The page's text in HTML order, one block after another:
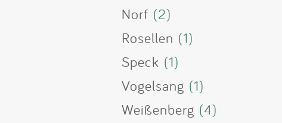
Norf (2)
Rosellen (1)
Speck (1)
Vogelsang (1)
Weißenberg (4)